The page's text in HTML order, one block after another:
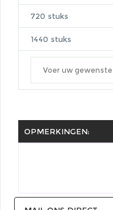
720 stuks
1440 stuks
OPMERKINGEN: